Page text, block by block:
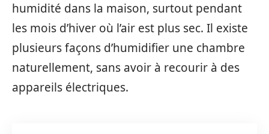
humidité dans la maison, surtout pendant
les mois d’hiver où l’air est plus sec. Il existe
plusieurs façons d’humidifier une chambre
naturellement, sans avoir à recourir à des
appareils électriques.